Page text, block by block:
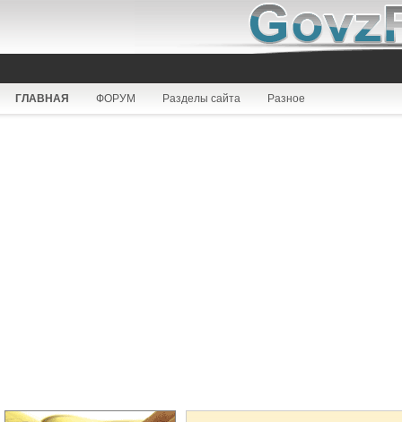
ГЛАВНАЯ ФОРУМ Разделы сайта Разное